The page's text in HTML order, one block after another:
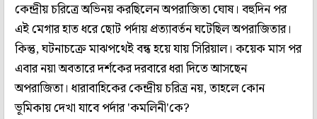
কেন্দ্রীয় চরিত্রে অভিনয় করছিলেন অপরাজিতা ঘোষ। বহুদিন পর
এই মেগার হাত ধরে ছোট পর্দায় প্রত্যাবর্তন ঘটেছিল অপরাজিতার।
কিন্তু, ঘটনাচক্রে মাঝপথেই বন্ধ হয়ে যায় সিরিয়াল। কয়েক মাস পর
এবার নয়া অবতারে দর্শকের দরবারে ধরা দিতে আসছেন
অপরাজিতা। ধারাবাহিকের কেন্দ্রীয় চরিত্র নয়, তাহলে কোন
ভূমিকায় দেখা যাবে পর্দার 'কমলিনী'কে?